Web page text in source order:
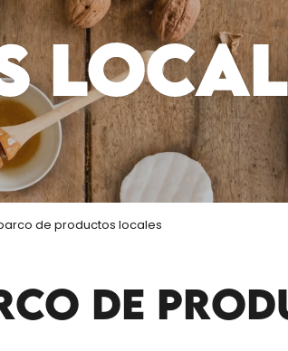
de productos locales
DE